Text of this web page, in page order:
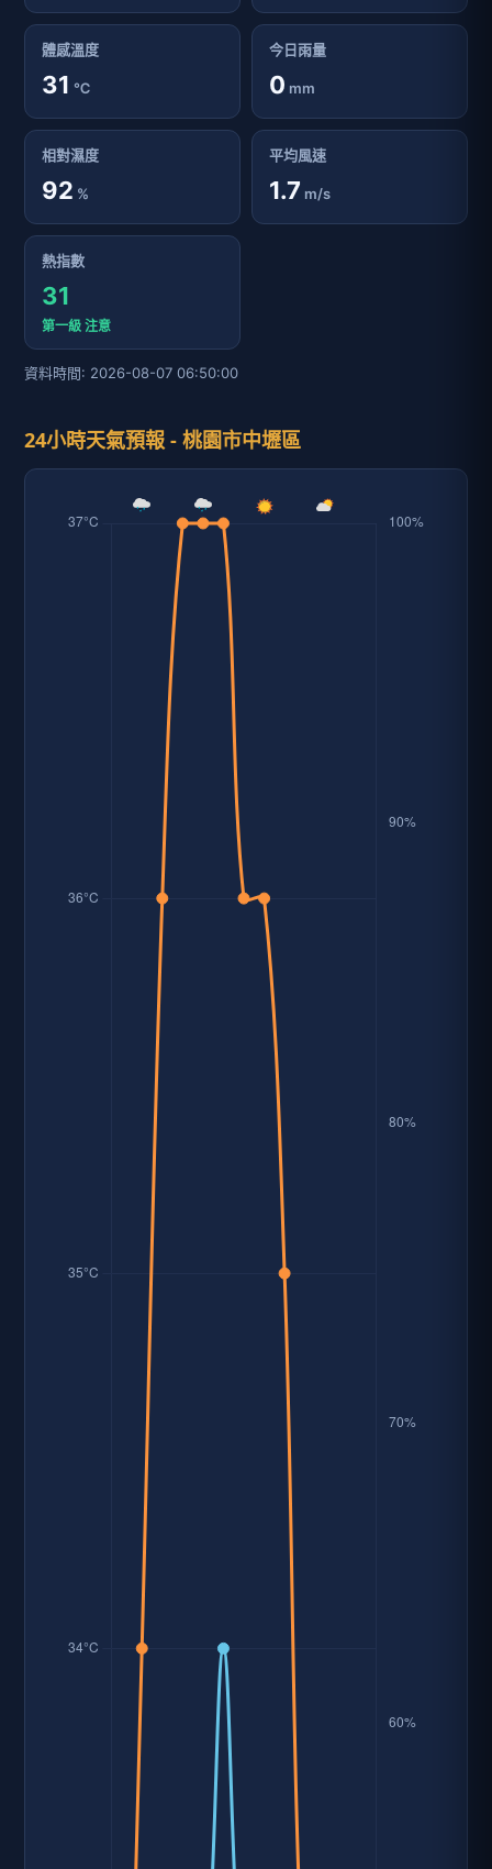
體感溫度
31 ℃
今日雨量
0 mm
相對濕度
92 %
平均風速
1.7 m/s
熱指數
31
第一級 注意
資料時間: 2026-08-07 06:50:00
24小時天氣預報 - 桃園市中壢區